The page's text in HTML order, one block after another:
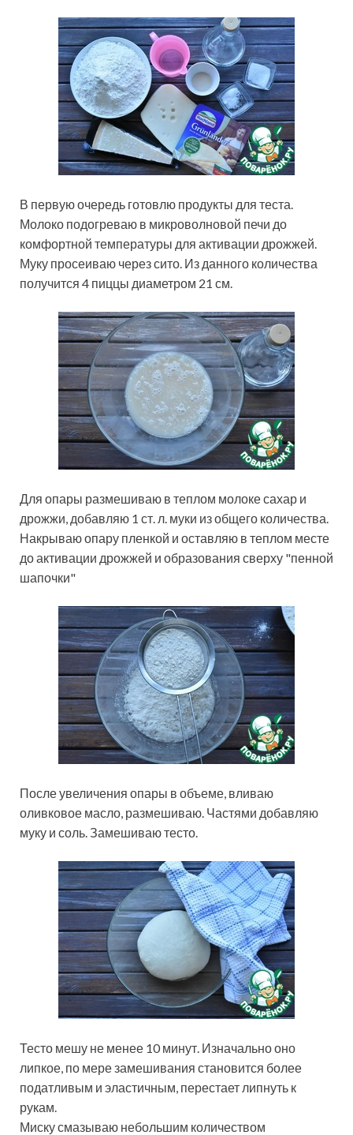
В первую очередь готовлю продукты для теста.
Молоко подогреваю в микроволновой печи до
комфортной температуры для активации дрожжей.
Муку просеиваю через сито. Из данного количества
получится 4 пиццы диаметром 21 см.
Для опары размешиваю в теплом молоке сахар и
дрожжи, добавляю 1 ст. л. муки из общего количества.
Накрываю опару пленкой и оставляю в теплом месте
до активации дрожжей и образования сверху "пенной
шапочки"
После увеличения опары в объеме, вливаю
оливковое масло, размешиваю. Частями добавляю
муку и соль. Замешиваю тесто.
Тесто мешу не менее 10 минут. Изначально оно
липкое, по мере замешивания становится более
податливым и эластичным, перестает липнуть к
рукам.
Миску смазываю небольшим количеством